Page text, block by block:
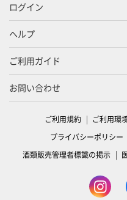
ログイン
ヘルプ
ご利用ガイド
お問い合わせ
ご利用規約 ご利用環
プライバシーポリシー
酒類販売管理者標識の掲示